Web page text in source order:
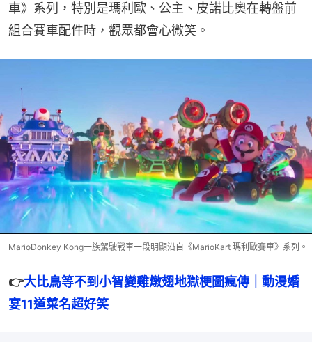
車》系列，特別是瑪利歐、公主、皮諾比奧在轉盤前
組合賽車配件時，觀眾都會心微笑。
MarioDonkey Kong一族駕駛戰車一段明顯沿自《MarioKart 瑪利歐賽車》系列。
👉大比鳥等不到小智變雞燉翅地獄梗圖瘋傳｜動漫婚
宴11道菜名超好笑